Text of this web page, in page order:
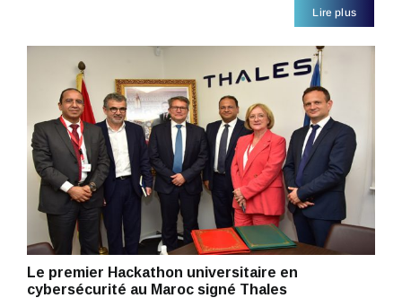
Lire plus
Le premier Hackathon universitaire en
cybersécurité au Maroc signé Thales